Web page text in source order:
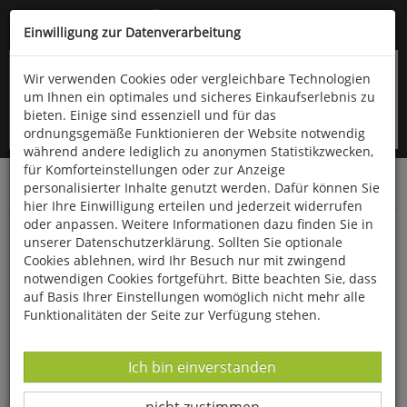
Kompletten Head der Seite überspringen
oder (06766) 9323-960
Startseite Bücher Literatur Diverses
Minibuch »Die Abenteuer der Biene Maja«
Einwilligung zur Datenverarbeitung
Wir verwenden Cookies oder vergleichbare Technologien
um Ihnen ein optimales und sicheres Einkaufserlebnis zu
bieten. Einige sind essenziell und für das
ordnungsgemäße Funktionieren der Website notwendig
während andere lediglich zu anonymen Statistikzwecken,
für Komforteinstellungen oder zur Anzeige
personalisierter Inhalte genutzt werden. Dafür können Sie
hier Ihre Einwilligung erteilen und jederzeit widerrufen
oder anpassen. Weitere Informationen dazu finden Sie in
unserer Datenschutzerklärung. Sollten Sie optionale
Cookies ablehnen, wird Ihr Besuch nur mit zwingend
notwendigen Cookies fortgeführt. Bitte beachten Sie, dass
auf Basis Ihrer Einstellungen womöglich nicht mehr alle
Funktionalitäten der Seite zur Verfügung stehen.
Datenverarbeitung -
Ich bin einverstanden